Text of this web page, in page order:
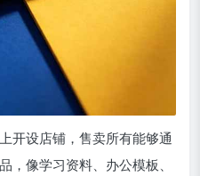
开设店铺，售卖所有能够通
，像学习资料、办公模板、